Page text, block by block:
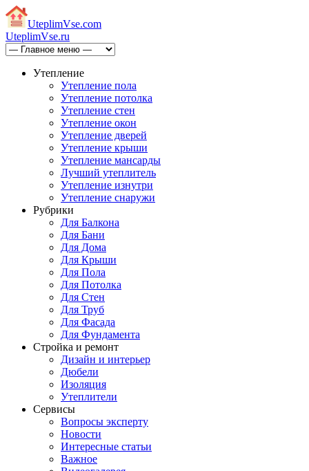
UteplimVse.com
UteplimVse.ru
Утепление
Утепление пола
Утепление потолка
Утепление стен
Утепление окон
Утепление дверей
Утепление крыши
Утепление мансарды
Лучший утеплитель
Утепление изнутри
Утепление снаружи
Рубрики
Для Балкона
Для Бани
Для Дома
Для Крыши
Для Пола
Для Потолка
Для Стен
Для Труб
Для Фасада
Для Фундамента
Стройка и ремонт
Дизайн и интерьер
Дюбели
Изоляция
Утеплители
Сервисы
Вопросы эксперту
Новости
Интересные статьи
Важное